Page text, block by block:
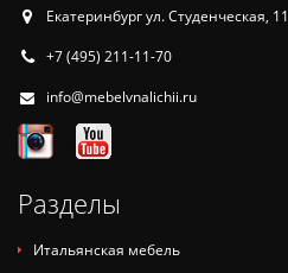
Екатеринбург ул. Студенческая, 11
+7 (495) 211-11-70
info@mebelvnalichii.ru
Разделы
Итальянская мебель